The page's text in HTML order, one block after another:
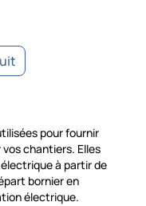
pour fournir
chantiers. Elles
à partir de
bornier en
électrique.